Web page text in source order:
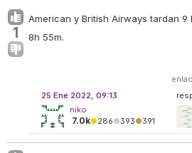
1
American y British Airways tardan
8h 55m.
25 Ene 2022, 09:13
niko
7.0k●286●393●391